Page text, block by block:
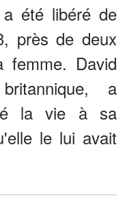
été libéré de
près de deux
femme. David
a
la vie à sa
le lui avait